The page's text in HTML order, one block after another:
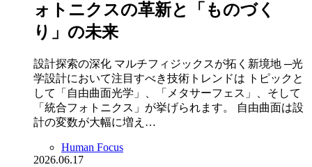
ォトニクスの革新と「ものづく
り」の未来
設計探索の深化 マルチフィジックスが拓く新境地 ─光
学設計において注目すべき技術トレンドは トピックと
して「自由曲面光学」、「メタサーフェス」、そして
「統合フォトニクス」が挙げられます。 自由曲面は設
計の変数が大幅に増え…
Human Focus
2026.06.17